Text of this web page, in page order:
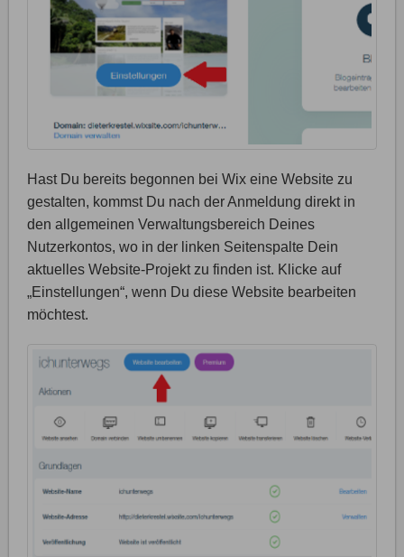
Hast Du bereits begonnen bei Wix eine Website zu
gestalten, kommst Du nach der Anmeldung direkt in
den allgemeinen Verwaltungsbereich Deines
Nutzerkontos, wo in der linken Seitenspalte Dein
aktuelles Website-Projekt zu finden ist. Klicke auf
„Einstellungen“, wenn Du diese Website bearbeiten
möchtest.